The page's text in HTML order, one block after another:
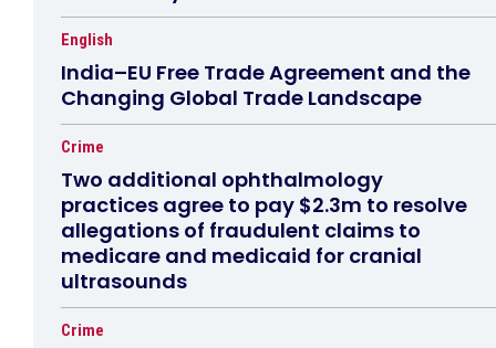
English
India–EU Free Trade Agreement and the
Changing Global Trade Landscape
Crime
Two additional ophthalmology
practices agree to pay $2.3m to resolve
allegations of fraudulent claims to
medicare and medicaid for cranial
ultrasounds
Crime